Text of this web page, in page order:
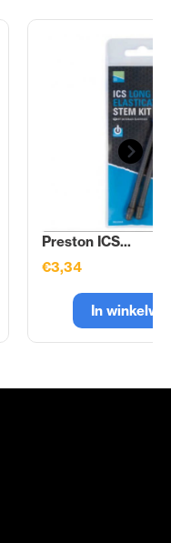
Preston ICS...
€3,34
In